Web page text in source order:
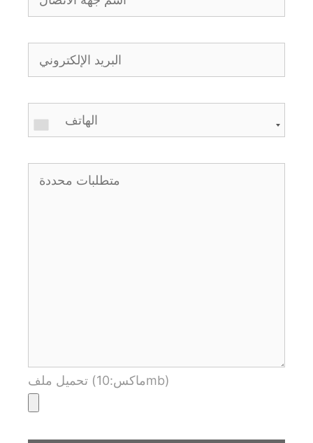
تحميل ملف (ماكس:10mb)